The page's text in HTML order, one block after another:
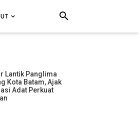
search
Lantik Panglima
Kota Batam, Ajak
Adat Perkuat